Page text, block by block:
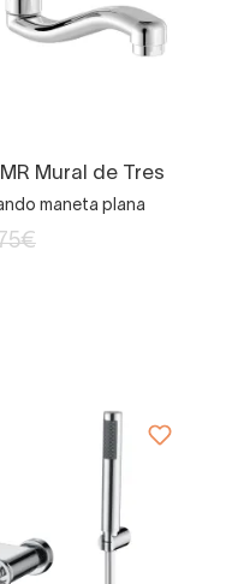
Mural de Tres
maneta plana